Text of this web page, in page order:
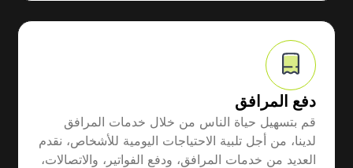
دفع المرافق
قم بتسهيل حياة الناس من خلال خدمات المرافق
لدينا، من أجل تلبية الاحتياجات اليومية للأشخاص، نقدم
العديد من خدمات المرافق، ودفع الفواتير، والاتصالات،